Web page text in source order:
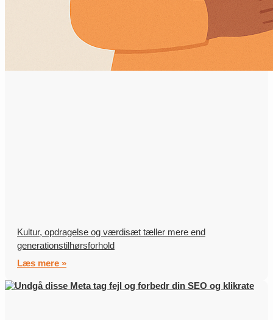
Kultur, opdragelse og værdisæt tæller mere end
generationstilhørsforhold
Læs mere »